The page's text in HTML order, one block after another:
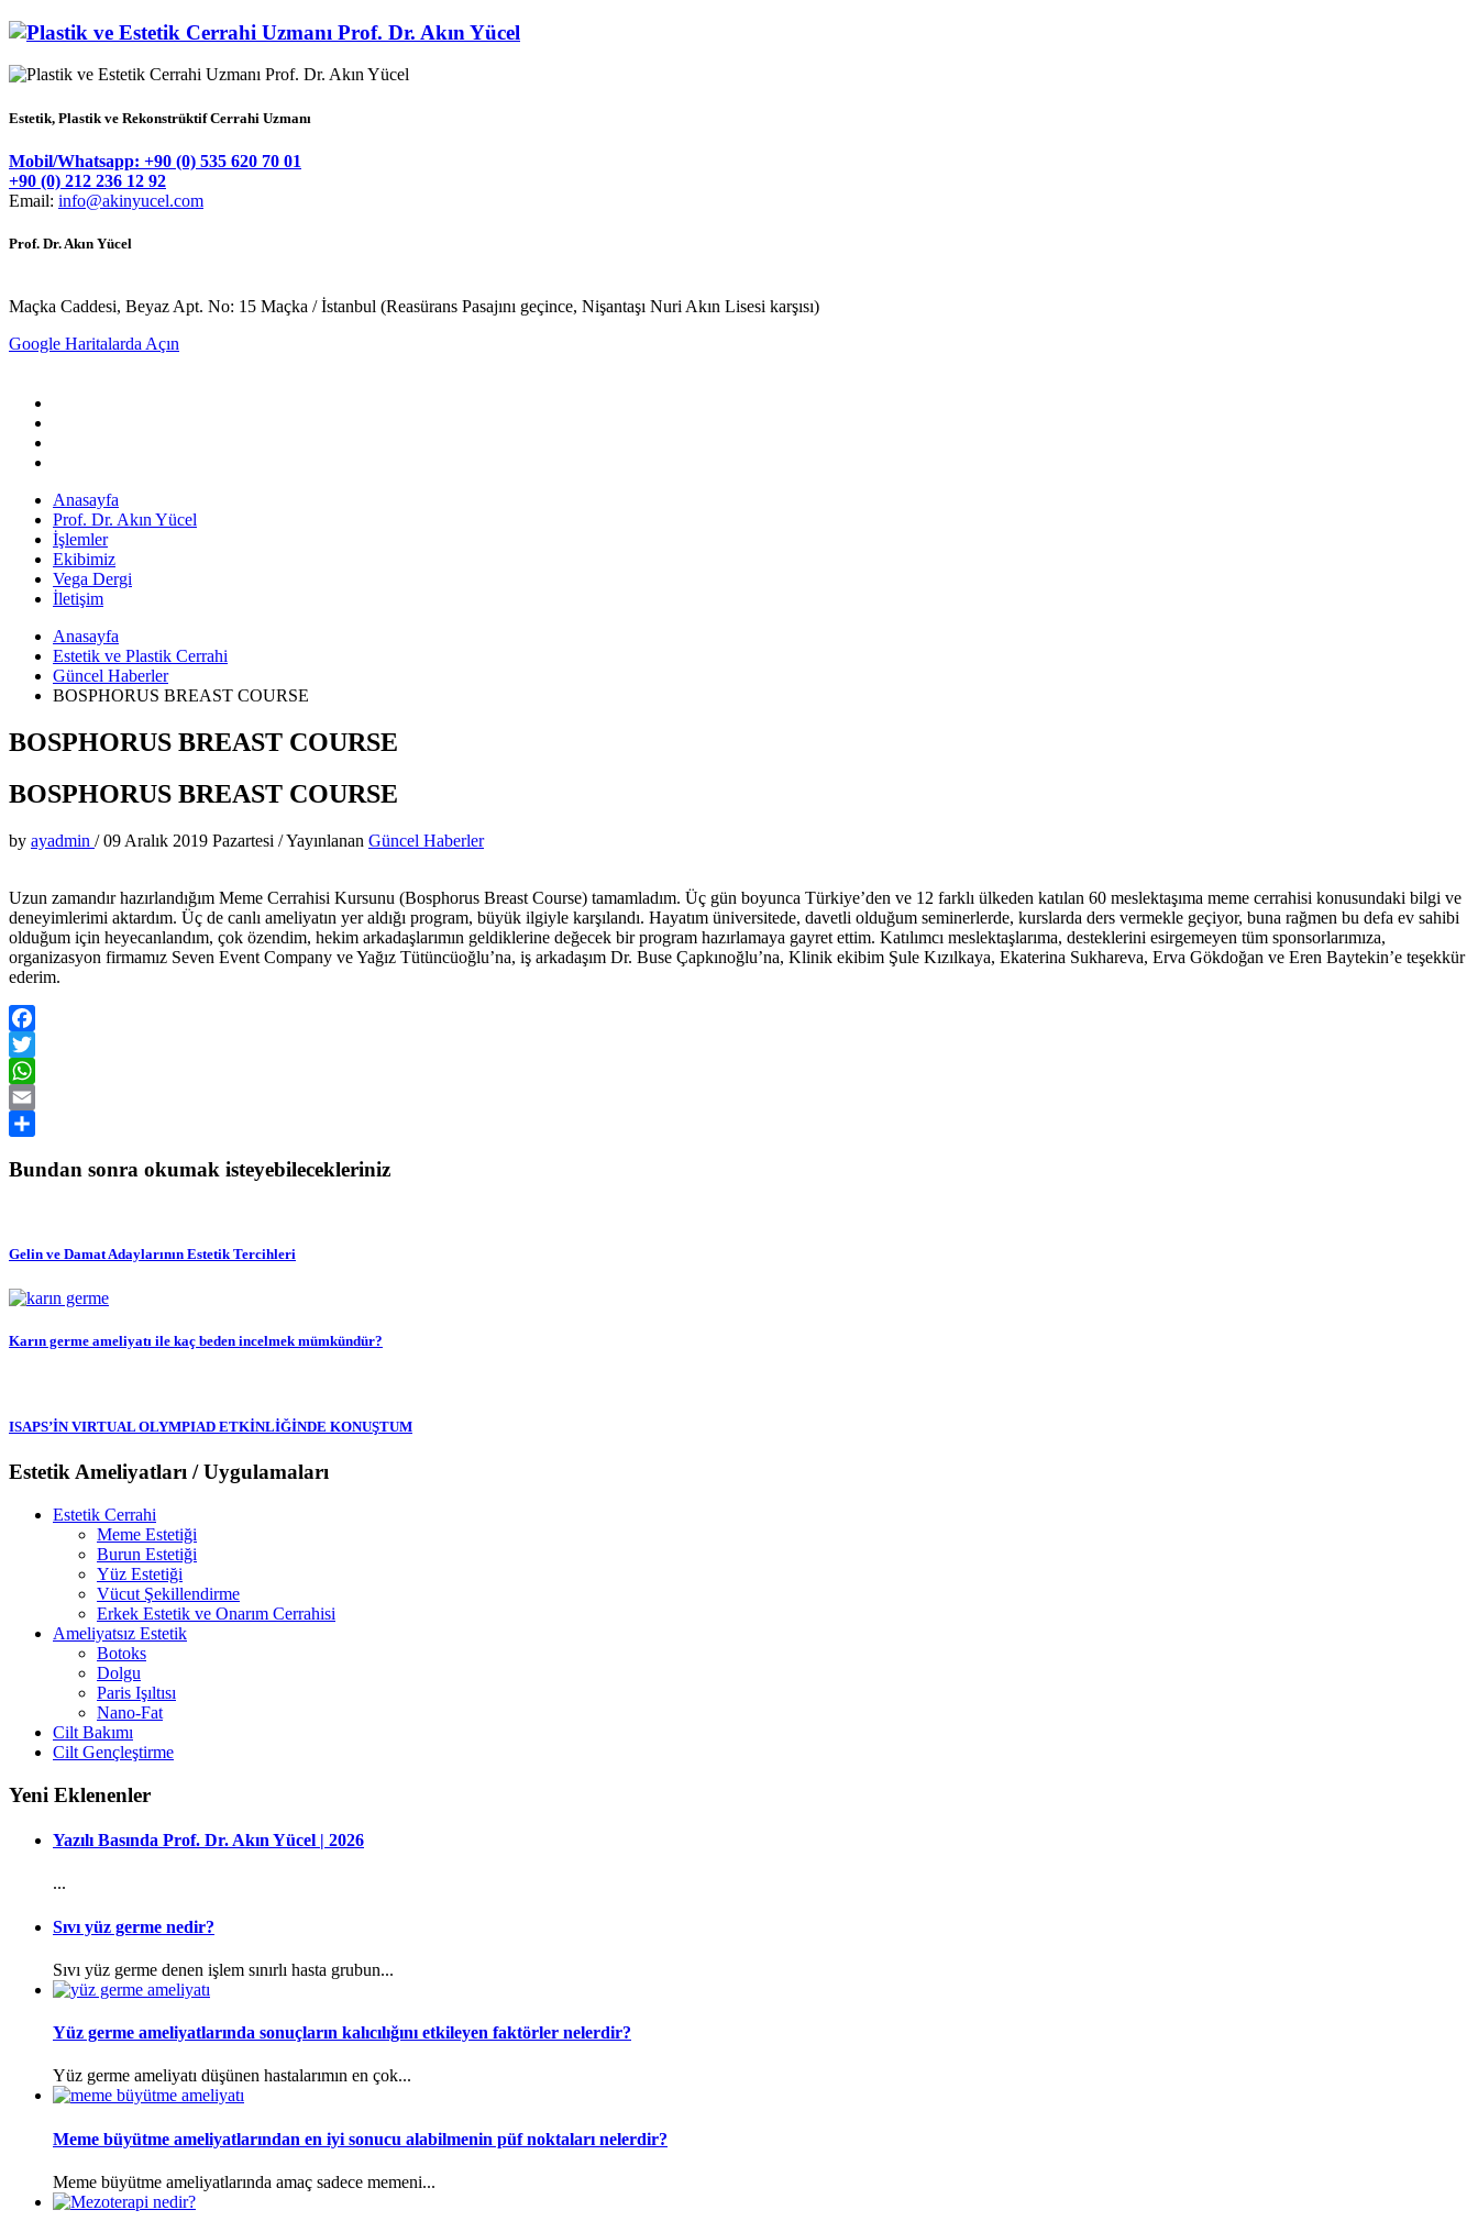
Estetik, Plastik ve Rekonstrüktif Cerrahi Uzmanı
Mobil/Whatsapp: +90 (0) 535 620 70 01
+90 (0) 212 236 12 92
Email: info@akinyucel.com
Prof. Dr. Akın Yücel
Maçka Caddesi, Beyaz Apt. No: 15 Maçka / İstanbul (Reasürans Pasajını geçince, Nişantaşı Nuri Akın Lisesi karşısı)
Google Haritalarda Açın
Anasayfa
Prof. Dr. Akın Yücel
İşlemler
Ekibimiz
Vega Dergi
İletişim
Anasayfa
Estetik ve Plastik Cerrahi
Güncel Haberler
BOSPHORUS BREAST COURSE
BOSPHORUS BREAST COURSE
BOSPHORUS BREAST COURSE
by ayadmin /09 Aralık 2019 Pazartesi /Yayınlanan Güncel Haberler
Uzun zamandır hazırlandığım Meme Cerrahisi Kursunu (Bosphorus Breast Course) tamamladım. Üç gün boyunca Türkiye’den ve 12 farklı ülkeden katılan 60 meslektaşıma meme cerrahisi konusundaki bilgi ve
deneyimlerimi aktardım. Üç de canlı ameliyatın yer aldığı program, büyük ilgiyle karşılandı. Hayatım üniversitede, davetli olduğum seminerlerde, kurslarda ders vermekle geçiyor, buna rağmen bu defa ev sahibi
olduğum için heyecanlandım, çok özendim, hekim arkadaşlarımın geldiklerine değecek bir program hazırlamaya gayret ettim. Katılımcı meslektaşlarıma, desteklerini esirgemeyen tüm sponsorlarımıza,
organizasyon firmamız Seven Event Company ve Yağız Tütüncüoğlu’na, iş arkadaşım Dr. Buse Çapkınoğlu’na, Klinik ekibim Şule Kızılkaya, Ekaterina Sukhareva, Erva Gökdoğan ve Eren Baytekin’e teşekkür
ederim.
Facebook
Twitter
WhatsApp
Email
Bundan sonra okumak isteyebilecekleriniz
Gelin ve Damat Adaylarının Estetik Tercihleri
Karın germe ameliyatı ile kaç beden incelmek mümkündür?
ISAPS’İN VIRTUAL OLYMPIAD ETKİNLİĞİNDE KONUŞTUM
Estetik Ameliyatları / Uygulamaları
Estetik Cerrahi
Meme Estetiği
Burun Estetiği
Yüz Estetiği
Vücut Şekillendirme
Erkek Estetik ve Onarım Cerrahisi
Ameliyatsız Estetik
Botoks
Dolgu
Paris Işıltısı
Nano-Fat
Cilt Bakımı
Cilt Gençleştirme
Yeni Eklenenler
Yazılı Basında Prof. Dr. Akın Yücel | 2026
...
Sıvı yüz germe nedir?
Sıvı yüz germe denen işlem sınırlı hasta grubun...
Yüz germe ameliyatlarında sonuçların kalıcılığını etkileyen faktörler nelerdir?
Yüz germe ameliyatı düşünen hastalarımın en çok...
Meme büyütme ameliyatlarından en iyi sonucu alabilmenin püf noktaları nelerdir?
Meme büyütme ameliyatlarında amaç sadece memeni...